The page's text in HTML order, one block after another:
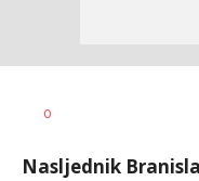
AUTOR
0
Nasljednik